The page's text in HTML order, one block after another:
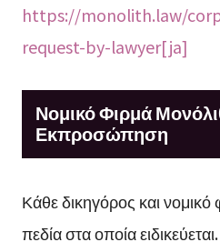
https://monolith.law/
request-by-lawyer[ja]
Νομικό Φιρμά
Εκπροσώπηση
Κάθε δικηγόρος και νομικό
πεδία στα οποία